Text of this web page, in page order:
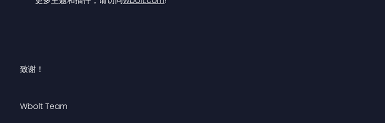
致谢！
Wbolt Team